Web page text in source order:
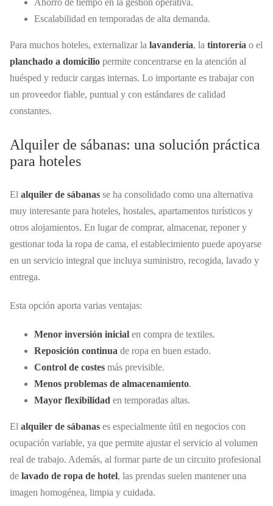
Ahorro de tiempo en la gestión operativa.
Escalabilidad en temporadas de alta demanda.
Para muchos hoteles, externalizar la lavandería, la tintorería o el
planchado a domicilio permite concentrarse en la atención al
huésped y reducir cargas internas. Lo importante es trabajar con
un proveedor fiable, puntual y con estándares de calidad
constantes.
Alquiler de sábanas: una solución práctica
para hoteles
El alquiler de sábanas se ha consolidado como una alternativa
muy interesante para hoteles, hostales, apartamentos turísticos y
otros alojamientos. En lugar de comprar, almacenar, reponer y
gestionar toda la ropa de cama, el establecimiento puede apoyarse
en un servicio integral que incluya suministro, recogida, lavado y
entrega.
Esta opción aporta varias ventajas:
Menor inversión inicial en compra de textiles.
Reposición continua de ropa en buen estado.
Control de costes más previsible.
Menos problemas de almacenamiento.
Mayor flexibilidad en temporadas altas.
El alquiler de sábanas es especialmente útil en negocios con
ocupación variable, ya que permite ajustar el servicio al volumen
real de trabajo. Además, al formar parte de un circuito profesional
de lavado de ropa de hotel, las prendas suelen mantener una
imagen homogénea, limpia y cuidada.